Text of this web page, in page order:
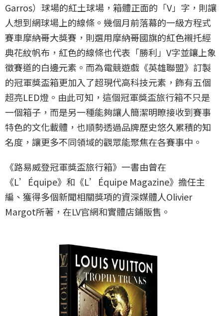
Garros）球場的紅土球場，箱體正面的「V」字，則讓
人想到網球場上的線條。幾個月前落幕的一級方程式
賽車摩納哥大獎賽，則選用摩納哥國旗的紅色襯托經
典花紋帆布，紅色的線條也代表「勝利」V字並鑲上象
徵賽道的白邊元素。而為電競遊戲《英雄聯盟》訂製
的冠軍獎盃箱更加入了超現代高科技元素，飾有五個
超亮LED燈。由此可知，這個冠軍獎盃旅行箱不只是
一個箱子，而是另一種能夠讓人簡潔明瞭接收到賽事
特色的文化載體，也順勢透過品牌歷史悠久累積的知
名度，讓更多不同領域的觀眾能聚焦在各賽事中。
《路易威登冠軍獎盃旅行箱》一書由曾在
《L’Équipe》和《L’Équipe Magazine》擔任主
編、獲得多個新聞相關獎項的資深媒體人Olivier
Margot所著，在LV官網和實體店鋪販售。